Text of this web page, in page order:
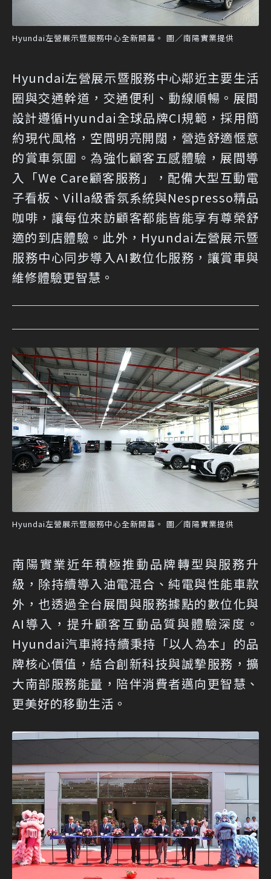
Hyundai左營展示暨服務中心全新開幕。 圖／南陽實業提供
Hyundai左營展示暨服務中心鄰近主要生活
圈與交通幹道，交通便利、動線順暢。展間
設計遵循Hyundai全球品牌CI規範，採用簡
約現代風格，空間明亮開闊，營造舒適愜意
的賞車氛圍。為強化顧客五感體驗，展間導
入「We Care顧客服務」，配備大型互動電
子看板、Villa級香氛系統與Nespresso精品
咖啡，讓每位來訪顧客都能皆能享有尊榮舒
適的到店體驗。此外，Hyundai左營展示暨
服務中心同步導入AI數位化服務，讓賞車與
維修體驗更智慧。
Hyundai左營展示暨服務中心全新開幕。 圖／南陽實業提供
南陽實業近年積極推動品牌轉型與服務升
級，除持續導入油電混合、純電與性能車款
外，也透過全台展間與服務據點的數位化與
AI導入，提升顧客互動品質與體驗深度。
Hyundai汽車將持續秉持「以人為本」的品
牌核心價值，結合創新科技與誠摯服務，擴
大南部服務能量，陪伴消費者邁向更智慧、
更美好的移動生活。